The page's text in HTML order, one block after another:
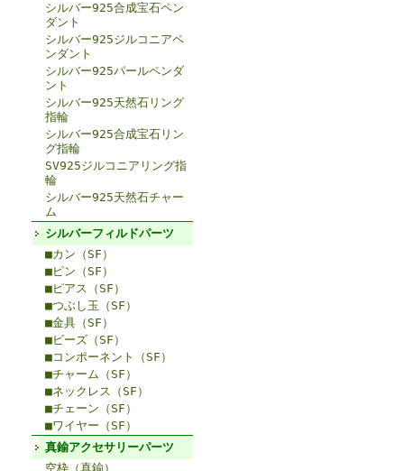
シルバー925合成宝石ペン
ダント
シルバー925ジルコニアペ
ンダント
シルバー925パールペンダ
ント
シルバー925天然石リング
指輪
シルバー925合成宝石リン
グ指輪
SV925ジルコニアリング指
輪
シルバー925天然石チャー
ム
シルバーフィルドパーツ
■カン（SF）
■ピン（SF）
■ピアス（SF）
■つぶし玉（SF）
■金具（SF）
■ビーズ（SF）
■コンポーネント（SF）
■チャーム（SF）
■ネックレス（SF）
■チェーン（SF）
■ワイヤー（SF）
真鍮アクセサリーパーツ
空枠（真鍮）